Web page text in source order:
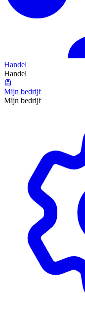
Handel
Handel
Mijn bedrijf
Mijn bedrijf